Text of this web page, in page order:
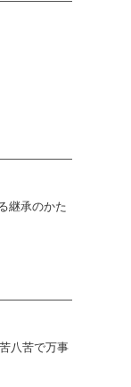
継承のかた
八苦で万事